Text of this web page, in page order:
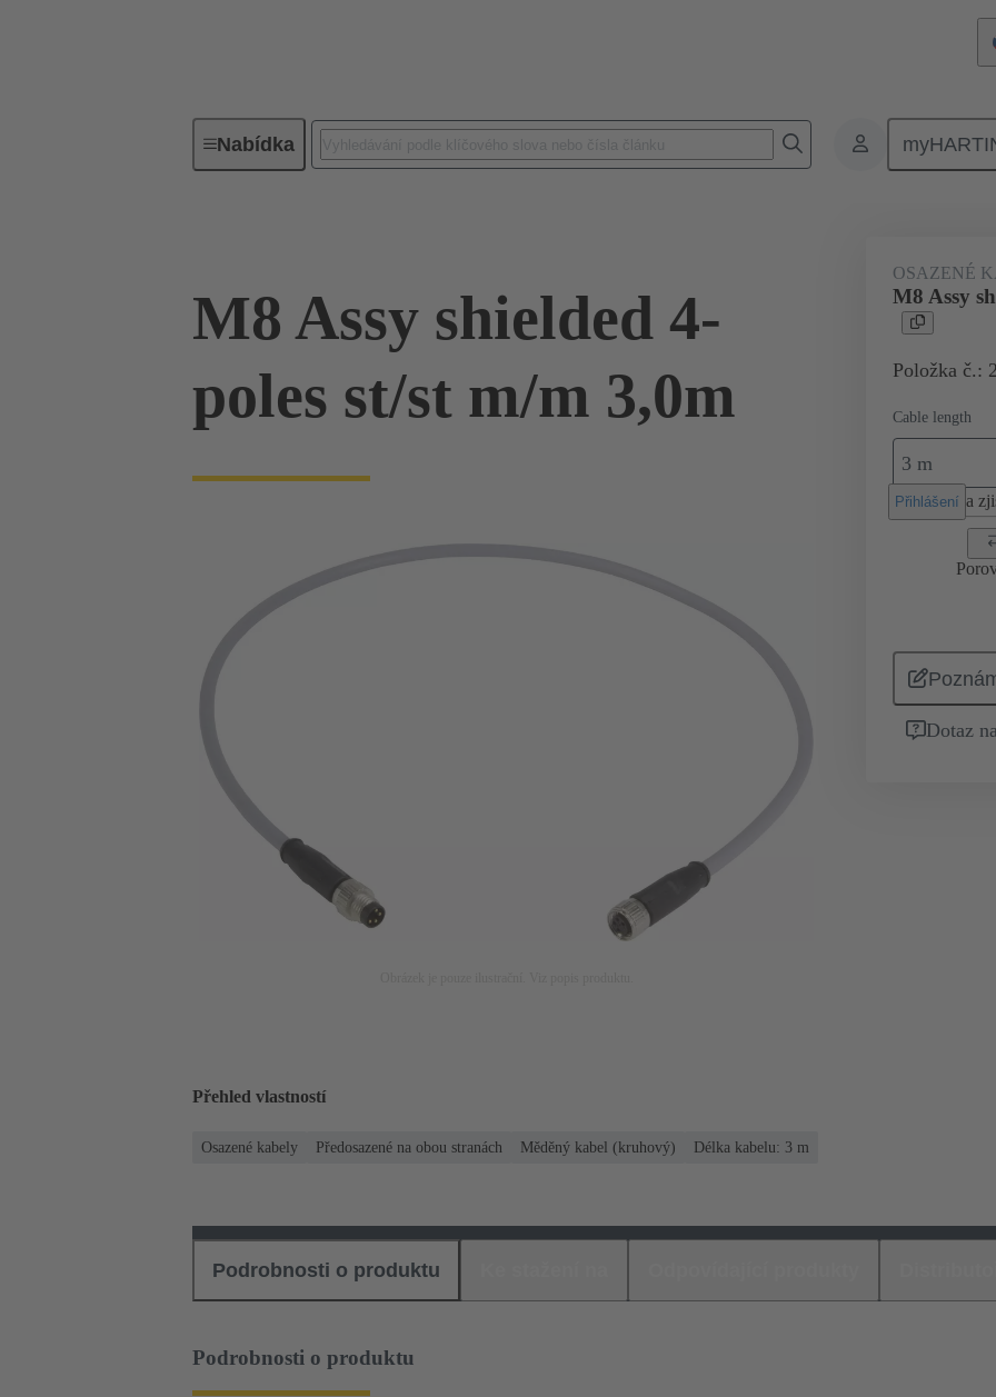
NabídkaOsazené kabely a kabelová metráž Kruhové konektory Systémová
M8 Assy shielded 4-
poles st/st m/m 3,0m
OSAZENÉ
M8 Assy
Položka č.:
Cable length
3 m
Přihlášení a
Dotaz
Přehled vlastností
Osazené kabely Předosazené na obou stranách Měděný kabel (kruhový) Délka kabelu: 3 m
Podrobnosti o produktu
Podrobnosti o produktu